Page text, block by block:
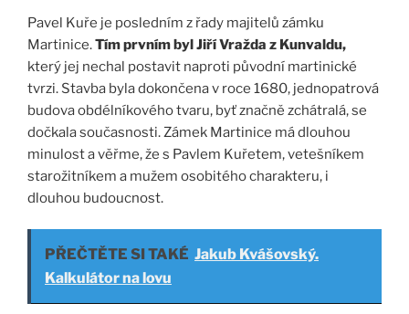
Pavel Kuře je posledním z řady majitelů zámku
Martinice.Tím prvním byl Jiří Vražda z Kunvaldu,
který jej nechal postavit naproti původní martinické
tvrzi. Stavba byla dokončena v roce 1680, jednopatrová
budova obdélníkového tvaru, byť značně zchátralá, se
dočkala současnosti. Zámek Martinice má dlouhou
minulost a věřme, že s Pavlem Kuřetem, vetešníkem
starožitníkem a mužem osobitého charakteru, i
dlouhou budoucnost.
PŘEČTĚTE SI TAKÉ Jakub Kvášovský.
Kalkulátor na lovu